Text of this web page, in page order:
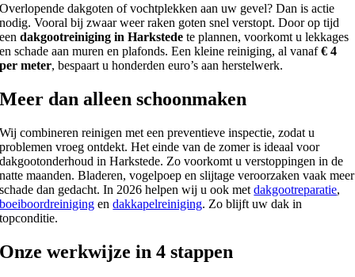
Overlopende dakgoten of vochtplekken aan uw gevel? Dan is actie
nodig. Vooral bij zwaar weer raken goten snel verstopt. Door op tijd
eendakgootreiniging in Harkstede te plannen, voorkomt u lekkages
en schade aan muren en plafonds. Een kleine reiniging, al vanaf€ 4
per meter, bespaart u honderden euro’s aan herstelwerk.
Meer dan alleen schoonmaken
Wij combineren reinigen met een preventieve inspectie, zodat u
problemen vroeg ontdekt. Het einde van de zomer is ideaal voor
dakgootonderhoud in Harkstede. Zo voorkomt u verstoppingen in de
natte maanden. Bladeren, vogelpoep en slijtage veroorzaken vaak meer
schade dan gedacht. In 2026 helpen wij u ook metdakgootreparatie,
boeiboordreiniging endakkapelreiniging. Zo blijft uw dak in
topconditie.
Onze werkwijze in 4 stappen